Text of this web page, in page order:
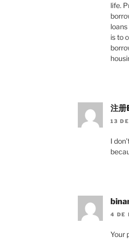
life.
is to
注
13
I
4 DE
Your